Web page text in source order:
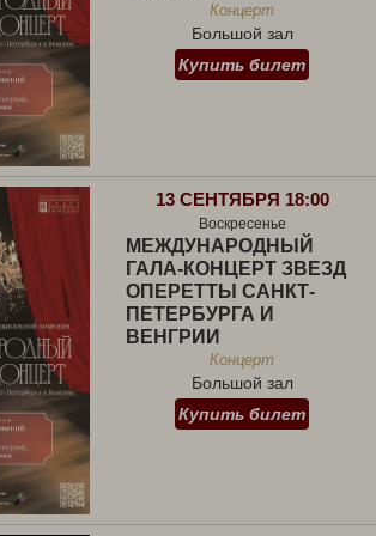
Концерт
Большой зал
Купить билет
13 СЕНТЯБРЯ 18:00
Воскресенье
МЕЖДУНАРОДНЫЙ
ГАЛА-КОНЦЕРТ ЗВЕЗД
ОПЕРЕТТЫ САНКТ-
ПЕТЕРБУРГА И
ВЕНГРИИ
Концерт
Большой зал
Купить билет